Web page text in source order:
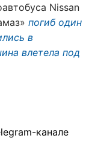
Nissan
погиб один
в
влетела под
канале